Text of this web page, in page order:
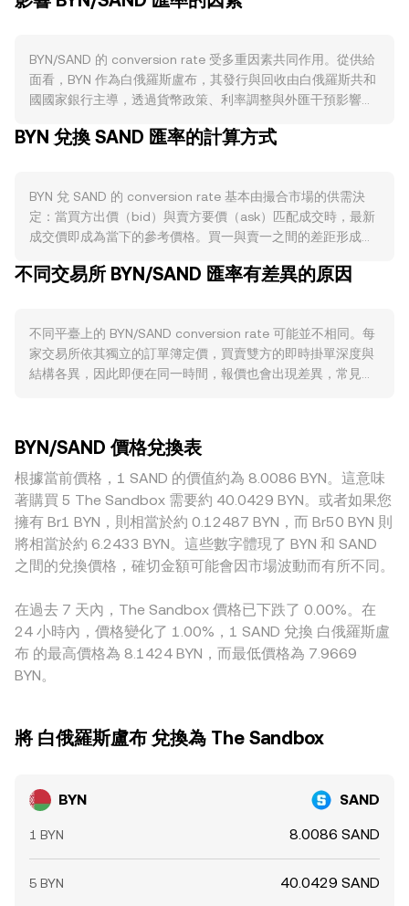
BYN/SAND 的 conversion rate 受多重因素共同作用。從供給
面看，BYN 作為白俄羅斯盧布，其發行與回收由白俄羅斯共和
國國家銀行主導，透過貨幣政策、利率調整與外匯干預影響市
「減半」機制，因此通膨與政策導向是供給變動的核心變量。
與平臺對 BYN 的支持程度，會決定可轉換資金流，進而影響
BYN 兌 SAND 的需求強弱。宏觀與市場聯動方面，SAND 的整
體走勢常受比特幣方向與風險偏好影響：當 BTC 與風險資產
對價格；同時，若 BYN 相對美元走弱，則在透過美元或 USDT
帳規則、P2P 法幣通道合規要求，以及交易平臺對 BYN 入出金
政策的調整，均可能在短期內改變可用流動性與報價。技術動
態方面，SAND 的永續合約資金費率正負變化、到期選擇權的
窗口亦可能擴大法幣端點差，疊加在加密端的槓桿指標上，影
響即時的 BYN/SAND conversion rate。
BYN 兌換 SAND 匯率的計算方式
BYN 兌 SAND 的 conversion rate 基本由撮合市場的供需決
定：當買方出價（bid）與賣方要價（ask）匹配成交時，最新
成交價即成為當下的參考價格。買一與賣一之間的差距形成點
為中間價，常被用作觀察參考。跨多個平臺時，聚合商會計算
大成交量的市場對整體價格影響更大。在實際換算上，若以
BYN 買入 SAND，則 SAND 數量 = BYN 金額 × 當下的
BYN/SAND conversion rate；反之，若先決定得到的 SAND
如先將 BYN 通過法幣入金轉為穩定幣，再經 SAND/穩定幣
池）完成，AMM 會以 x × y = k 維持池內恆定乘積，瞬時價格
約等於池內資產數量比 y/x；在這種情況下，路徑中每一步的
價格滑點與池子深度都會反映到最終的 BYN/SAND
conversion rate。
不同交易所 BYN/SAND 匯率有差異的原因
不同平臺上的 BYN/SAND conversion rate 可能並不相同。每
家交易所依其獨立的訂單簿定價，買賣雙方的即時掛單深度與
結構各異，因此即便在同一時間，報價也會出現差異，常見的
相關的地緣與監管環境也會導致溢價或折價，例如法幣入出金
限制、銀行轉帳效率、當地合規要求與節假日結算等，都能影
響即時可用流動性與點差。此外，許多平臺上的標價可能先經
由 USDT 或 USD 作為隱含中介，因此 USDT 相對法幣（包含
BYN）的基差會傳導到 BYN/SAND 的最終報價。跨所套利雖能
在一定程度上收斂差價，但受限於資金轉移時間、合規流程與
手續成本，無法保證不同交易所的 BYN/SAND conversion
BYN/SAND 價格兌換表
根據當前價格，1 SAND 的價值約為 8.0086 BYN。這意味
著購買 5 The Sandbox 需要約 40.0429 BYN。或者如果您
擁有 Br1 BYN，則相當於約 0.12487 BYN，而 Br50 BYN 則
將相當於約 6.2433 BYN。這些數字體現了 BYN 和 SAND
之間的兌換價格，確切金額可能會因市場波動而有所不同。
在過去 7 天內，The Sandbox 價格已下跌了 0.00%。在
24 小時內，價格變化了 1.00%，1 SAND 兌換 白俄羅斯盧
布 的最高價格為 8.1424 BYN，而最低價格為 7.9669
BYN。
將 白俄羅斯盧布 兌換為 The Sandbox
BYN SAND
1 BYN 8.0086 SAND
5 BYN 40.0429 SAND